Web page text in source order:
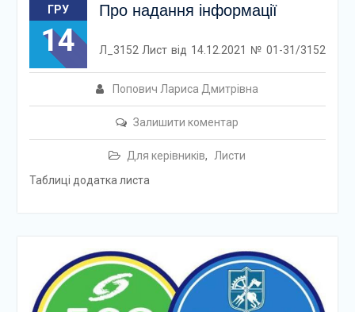
ГРУ
14
Про надання інформації
Попович Лариса Дмитрівна
Залишити коментар
Для керівників, Листи
Л_3152 Лист від 14.12.2021 № 01-31/3152
Таблиці додатка листа